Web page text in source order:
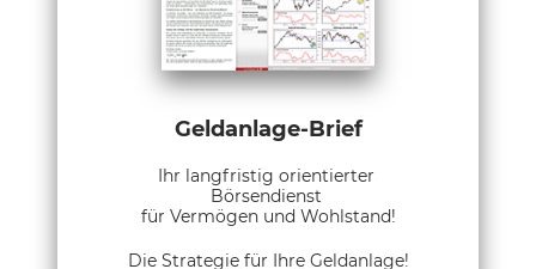
Geldanlage-Brief
Ihr langfristig orientierter
Börsendienst
für Vermögen und Wohlstand!
Die Strategie für Ihre Geldanlage!